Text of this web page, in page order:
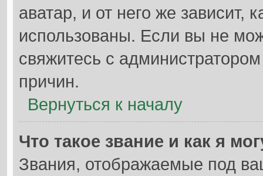
аватар, и от него же зависит,
использованы. Если вы не
свяжитесь с
причин.
Вернуться к началу
Что такое звание и как я
Звания, отображаемые под